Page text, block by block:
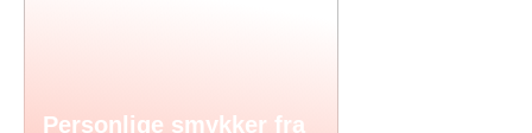
Personlige smykker fra